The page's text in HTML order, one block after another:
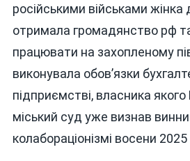
російськими військами жінка
отримала громадянство рф
працювати на захопленому
виконувала обов’язки
підприємстві, власника якого
міський суд уже визнав
колабораціонізмі восени 2025